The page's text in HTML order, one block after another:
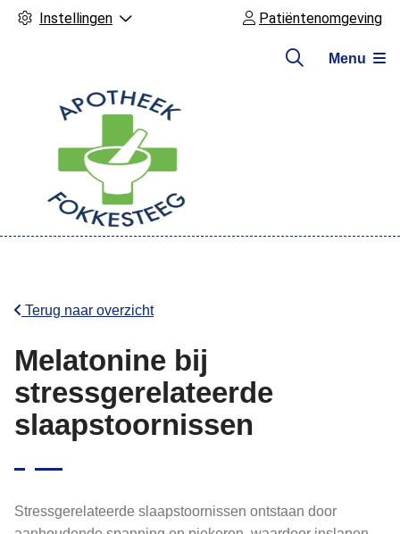
Instellingen Patiëntenomgeving
Menu
Terug naar overzicht
Melatonine bij
stressgerelateerde
slaapstoornissen
Stressgerelateerde slaapstoornissen ontstaan door